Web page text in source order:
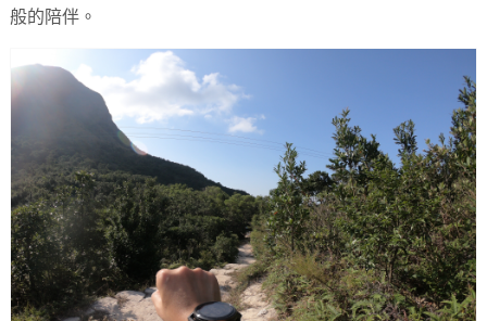
般的陪伴。